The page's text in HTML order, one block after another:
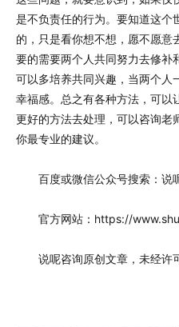
是不负责任的行为。要知道这个
的，只是看你想不想，愿不愿意
要的需要两个人共同努力去修补
可以多培养共同兴趣，当两个人
幸福感。总之有各种方法，可以
更好的方法去处理，可以咨询老
你最专业的建议。
百度或微信公众号搜索：说
官方网站：https://
说呢咨询原创文章，未经许